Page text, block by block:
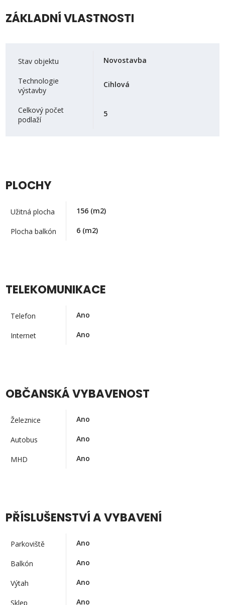
ZÁKLADNÍ VLASTNOSTI
Stav objektu Novostavba
Technologie
výstavby
Cihlová
Celkový počet
podlaží
5
PLOCHY
Užitná plocha 156 (m2)
Plocha balkón 6 (m2)
TELEKOMUNIKACE
Telefon Ano
Internet Ano
OBČANSKÁ VYBAVENOST
Železnice Ano
Autobus Ano
MHD Ano
PŘÍSLUŠENSTVÍ A VYBAVENÍ
Parkoviště Ano
Balkón Ano
Výtah Ano
Sklep Ano